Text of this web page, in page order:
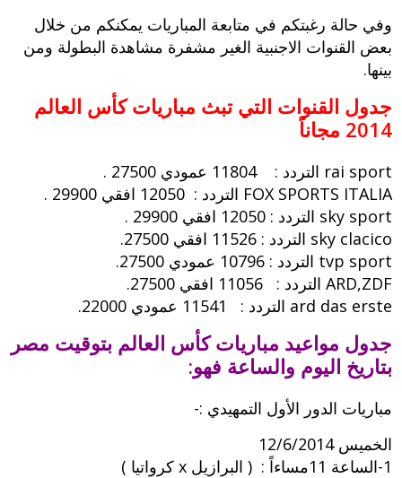
وفي حالة رغبتكم في متابعة المباريات يمكنكم من خلال
بعض القنوات الاجنبية الغير مشفرة مشاهدة البطولة ومن
بينها.
جدول القنوات التي تبث مباريات كأس العالم
2014 مجاناً
rai sport التردد : 11804 عمودي 27500 .
FOX SPORTS ITALIA التردد : 12050 افقي 29900 .
sky sport التردد : 12050 افقي 29900 .
sky clacico التردد : 11526 افقي 27500.
tvp sport التردد : 10796 عمودي 27500.
ARD,ZDF التردد : 11056 افقي 27500.
ard das erste التردد : 11541 عمودي 22000.
جدول مواعيد مباريات كأس العالم بتوقيت مصر
بتاريخ اليوم والساعة فهو:
مباريات الدور الأول التمهيدي :-
الخميس 12/6/2014
1-الساعة 11مساءاً : ( البرازيل x كرواتيا )